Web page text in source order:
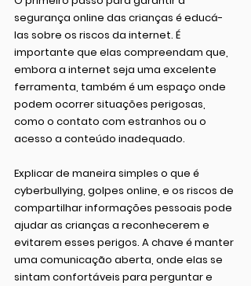
segurança online das crianças é educá-
las sobre os riscos da internet. É
importante que elas compreendam que,
embora a internet seja uma excelente
ferramenta, também é um espaço onde
podem ocorrer situações perigosas,
como o contato com estranhos ou o
acesso a conteúdo inadequado.
Explicar de maneira simples o que é
cyberbullying, golpes online, e os riscos de
compartilhar informações pessoais pode
ajudar as crianças a reconhecerem e
evitarem esses perigos. A chave é manter
uma comunicação aberta, onde elas se
sintam confortáveis para perguntar e